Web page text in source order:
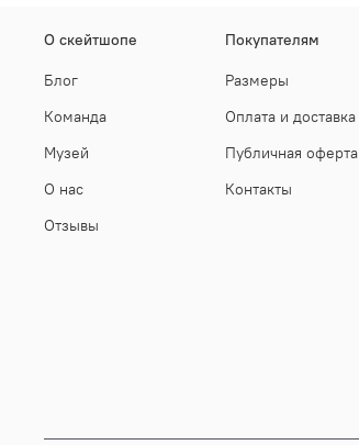
О скейтшопе
Блог
Команда
Музей
О нас
Отзывы
Покупателям
Размеры
Оплата и доставка
Публичная оферта
Контакты